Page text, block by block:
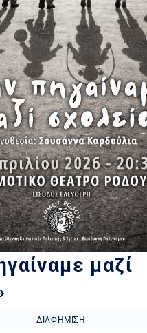
μαζί
ΔΙΑΦΉΜΙΣΗ